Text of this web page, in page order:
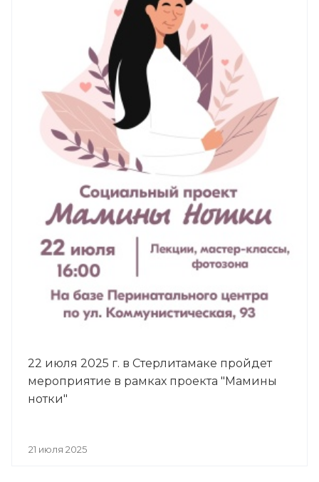
22 июля 2025 г. в Стерлитамаке пройдет
мероприятие в рамках проекта "Мамины
нотки"
21 июля 2025